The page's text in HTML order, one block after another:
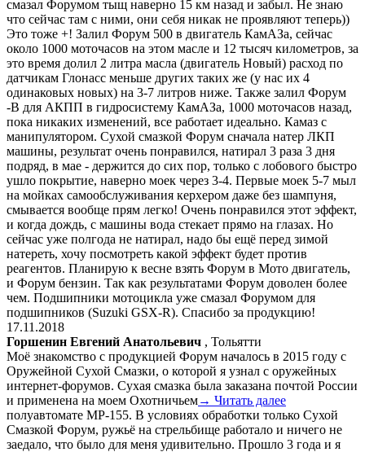
смазал Форумом тыщ наверно 15 км назад и забыл. Не знаю
что сейчас там с ними, они себя никак не проявляют теперь))
Это тоже +! Залил Форум 500 в двигатель КамАЗа, сейчас
около 1000 моточасов на этом масле и 12 тысяч километров, за
это время долил 2 литра масла (двигатель Новый) расход по
датчикам Глонасс меньше других таких же (у нас их 4
одинаковых новых) на 3-7 литров ниже. Также залил Форум
-В для АКПП в гидросистему КамАЗа, 1000 моточасов назад,
пока никаких изменений, все работает идеально. Камаз с
манипулятором. Сухой смазкой Форум сначала натер ЛКП
машины, результат очень понравился, натирал 3 раза 3 дня
подряд, в мае - держится до сих пор, только с лобового быстро
ушло покрытие, наверно моек через 3-4. Первые моек 5-7 мыл
на мойках самообслуживания керхером даже без шампуня,
смывается вообще прям легко! Очень понравился этот эффект,
и когда дождь, с машины вода стекает прямо на глазах. Но
сейчас уже полгода не натирал, надо бы ещё перед зимой
натереть, хочу посмотреть какой эффект будет против
реагентов. Планирую к весне взять Форум в Мото двигатель,
и Форум бензин. Так как результатами Форум доволен более
чем. Подшипники мотоцикла уже смазал Форумом для
подшипников (Suzuki GSX-R). Спасибо за продукцию!
17.11.2018
Горшенин Евгений Анатольевич , Тольятти
Моё знакомство с продукцией Форум началось в 2015 году с
Оружейной Сухой Смазки, о которой я узнал с оружейных
интернет-форумов. Сухая смазка была заказана почтой России
и применена на моем Охотничьем→ Читать далее
полуавтомате МР-155. В условиях обработки только Сухой
Смазкой Форум, ружьё на стрельбище работало и ничего не
заедало, что было для меня удивительно. Прошло 3 года и я